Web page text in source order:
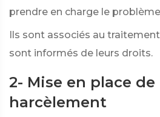
prendre en charge le
Ils sont associés au
sont informés de leurs droits.
2- Mise en place
harcèlement